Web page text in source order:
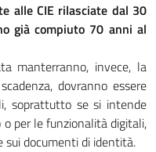
alle CIE rilasciate dal 30
già compiuto 70 anni al
manterranno, invece, la
dovranno essere
soprattutto se si intende
o per le funzionalità digitali,
documenti di identità.